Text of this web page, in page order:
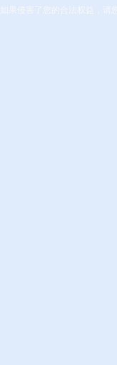
如果侵害了您的合法权益，请